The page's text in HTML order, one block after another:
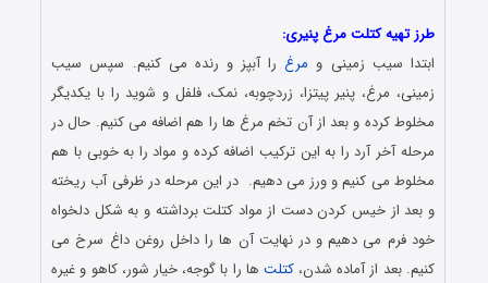
طرز تهیه کتلت مرغ پنیری:
ابتدا سیب زمینی و مرغ را آبپز و رنده می کنیم. سپس سیب
زمینی، مرغ، پنیر پیتزا، زردچوبه، نمک، فلفل و شوید را با یکدیگر
مخلوط کرده و بعد از آن تخم مرغ ها را هم اضافه می کنیم. حال در
مرحله آخر آرد را به این ترکیب اضافه کرده و مواد را به خوبی با هم
مخلوط می کنیم و ورز می دهیم. در این مرحله در ظرفی آب ریخته
و بعد از خیس کردن دست از مواد کتلت برداشته و به شکل دلخواه
خود فرم می دهیم و در نهایت آن ها را داخل روغن داغ سرخ می
کنیم. بعد از آماده شدن،کتلت ها را با گوجه، خیار شور، کاهو و غیره